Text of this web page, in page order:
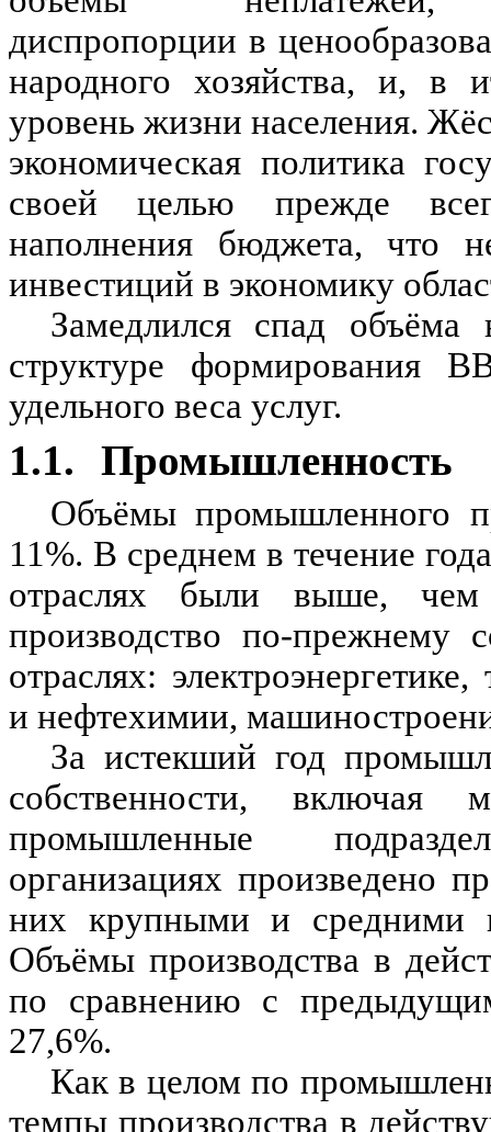
диспропорции в
народного хозяйства, и, в
уровень жизни населения.
экономическая политика
своей целью прежде
наполнения бюджета, что
инвестиций в экономику
Замедлился спад объёма
структуре формирования
удельного веса услуг.
1.1. Промышленность
Объёмы промышленного
11%. В среднем в течение
отраслях были выше, чем
производство по-прежнему
отраслях:
и нефтехимии,
За истекший год
собственности,
промышленные
организациях произведено
них крупными и средними
Объёмы производства в
по сравнению с
27,6%.
Как в целом по
темпы производства в